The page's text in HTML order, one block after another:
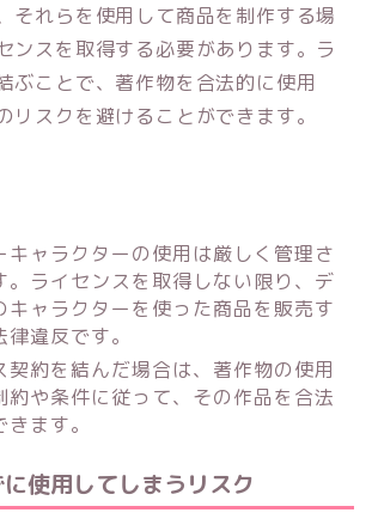
それらを使用して商品を制作する場
ンスを取得する必要があります。ラ
ぶことで、著作物を合法的に使用
リスクを避けることができます。
キャラクターの使用は厳しく管理さ
。ライセンスを取得しない限り、デ
キャラクターを使った商品を販売す
違反です。
契約を結んだ場合は、著作物の使用
約や条件に従って、その作品を合法
ます。
使用してしまうリスク